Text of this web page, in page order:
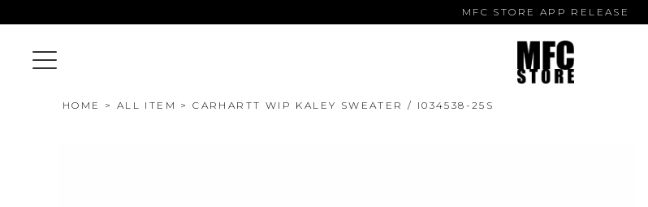
MFC STORE APP RELEASE
HOME ALL ITEM CARHARTT WIP KALEY SWEATER / I034538-25S